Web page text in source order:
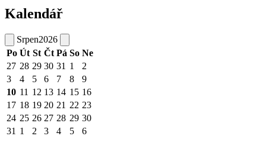
Kalendář
Srpen2026
Po Út St Čt Pá So Ne
27 28 29 30 31 1
2
3
4 5 6 7 8
9
10 11 12 13 14 15 16
17 18 19 20 21 22 23
24 25 26 27 28 29 30
31 1 2 3 4 5 6